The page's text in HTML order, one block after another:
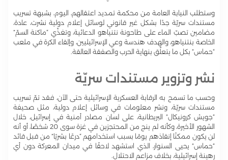
وستطلب النيابة العامة من محكمة تمديد اعتقالهم، اليوم، بشبهة تسريب
مستندات سريّة جدًا بشكل غير قانوني لوسائل إعلام دولية نشرت، عادة،
مضامين تصبّ الماء على طاحونة نتنياهو الدعائية، وتغذّي “ماكنة السمّ”
الخاصة بنتنياهو، والهدف هندسة وعي الإسرائيليين، وإلقاء الكرة في ملعب
“حماس” بكل ما يتعلّق بنهاية الحرب والصفقة العالقة.
نشر وتزوير مستندات سريّة
وحسب ما تسمح به الرقابة العسكرية الإسرائيلية حتى الآن، فقد تمّ تسريب
مستندات سريّة، ونشر معلومات في وسائل إعلام دولية، مثل صحيفة
“جويش كرونيكال” البريطانية، على لسان مصادر أمنية في إسرائيل، خلال
الشهور الأخيرة، وكأنه لم ينج من المحتجزين في غزة سوى 20 شخصًا، أو أنه
لن يكون ممكنًا إنقاذهم يومًا بسبب استخدامهم “درعًا بشريًا” من قبل قائد
“حماس” يحيى السنوار، الذي استشهد لاحقًا في ميدان المعركة دون أي
رهينة إسرائيلية، بخلاف مزاعم الاحتلال.